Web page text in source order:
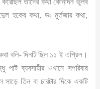
হকের কথা, ডঃ মুর্তজার কথা,
বলি- দিনটি ছিল ১১ ই এপ্রিল।
ব্যবসায়ীর ওখানে সপরিবার
তিন বা চারটার দিকে একটি